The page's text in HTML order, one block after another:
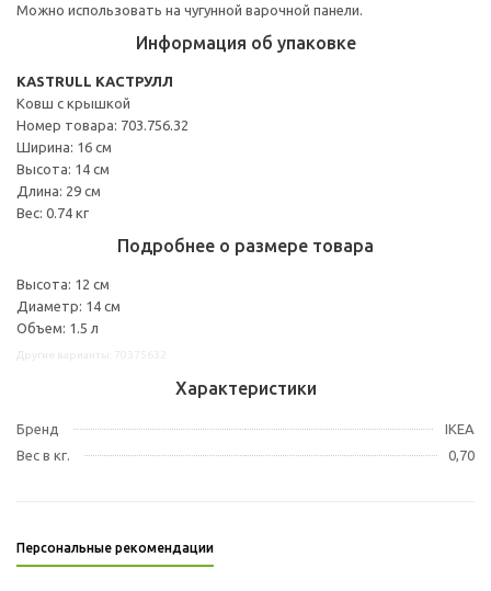
Можно использовать на чугунной варочной панели.
Информация об упаковке
KASTRULL КАСТРУЛЛ
Ковш с крышкой
Номер товара: 703.756.32
Ширина: 16 см
Высота: 14 см
Длина: 29 см
Вес: 0.74 кг
Подробнее о размере товара
Высота: 12 см
Диаметр: 14 см
Объем: 1.5 л
Характеристики
Бренд
IKEA
Вес в кг.
0,70
Персональные рекомендации